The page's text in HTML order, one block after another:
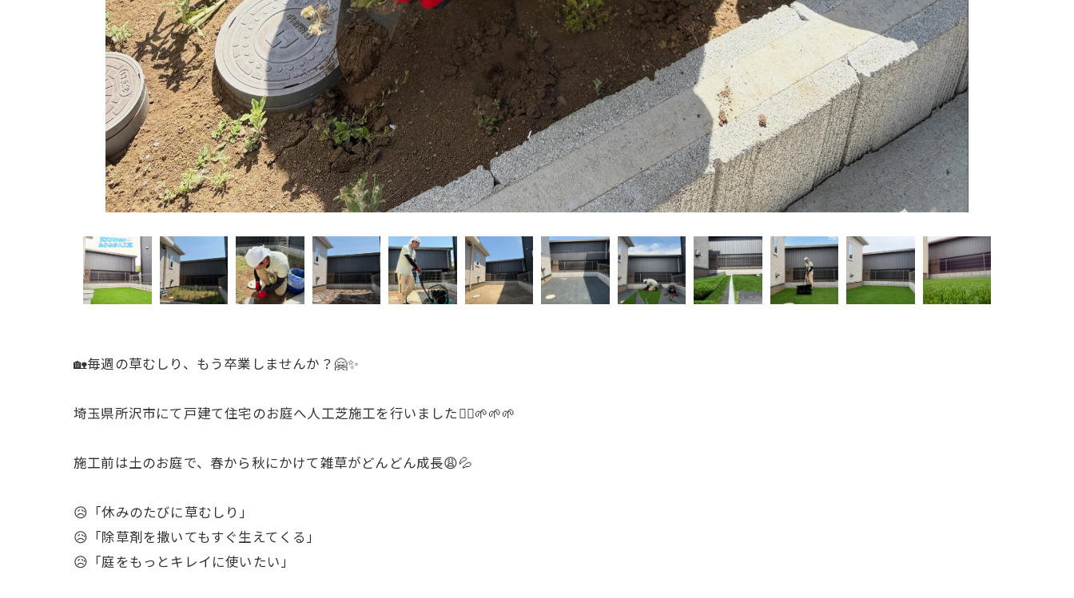
🏡毎週の草むしり、もう卒業しませんか？🤗✨
埼玉県所沢市にて戸建て住宅のお庭へ人工芝施工を行いました👷‍♂️🌱🌱🌱
施工前は土のお庭で、春から秋にかけて雑草がどんどん成長😩💦
😥「休みのたびに草むしり」
😥「除草剤を撒いてもすぐ生えてくる」
😥「庭をもっとキレイに使いたい」